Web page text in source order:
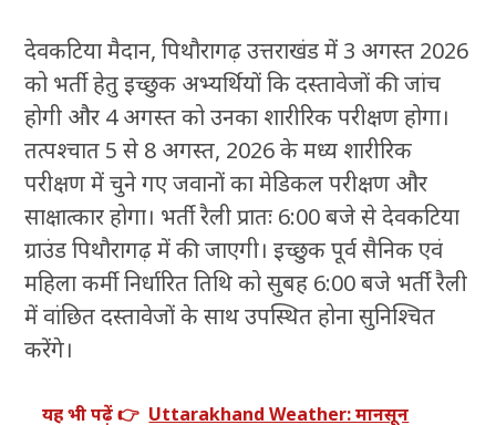
देवकटिया मैदान, पिथौरागढ़ उत्तराखंड में 3 अगस्त 2026
को भर्ती हेतु इच्छुक अभ्यर्थियों कि दस्तावेजों की जांच
होगी और 4 अगस्त को उनका शारीरिक परीक्षण होगा।
तत्पश्चात 5 से 8 अगस्त, 2026 के मध्य शारीरिक
परीक्षण में चुने गए जवानों का मेडिकल परीक्षण और
साक्षात्कार होगा। भर्ती रैली प्रातः 6:00 बजे से देवकटिया
ग्राउंड पिथौरागढ़ में की जाएगी। इच्छुक पूर्व सैनिक एवं
महिला कर्मी निर्धारित तिथि को सुबह 6:00 बजे भर्ती रैली
में वांछित दस्तावेजों के साथ उपस्थित होना सुनिश्चित
करेंगे।
यह भी पढ़ें 👉 Uttarakhand Weather: मानसून